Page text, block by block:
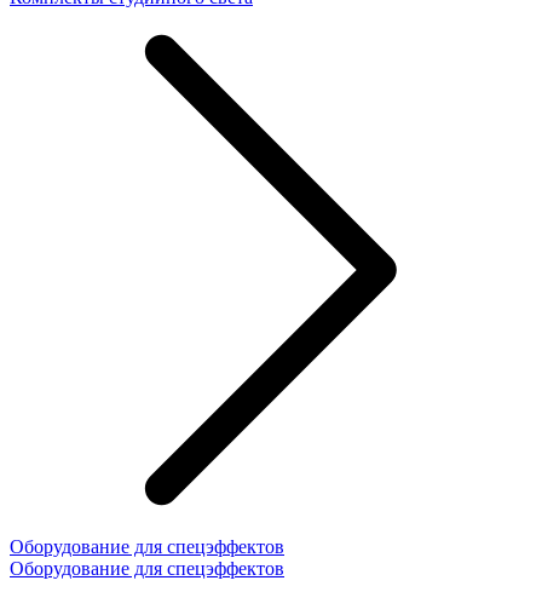
Оборудование для спецэффектов
Оборудование для спецэффектов